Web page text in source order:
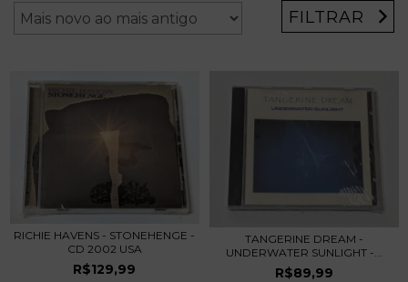
FILTRAR
RICHIE HAVENS - STONEHENGE -
CD 2002 USA
R$129,99
TANGERINE DREAM -
UNDERWATER SUNLIGHT -...
R$89,99